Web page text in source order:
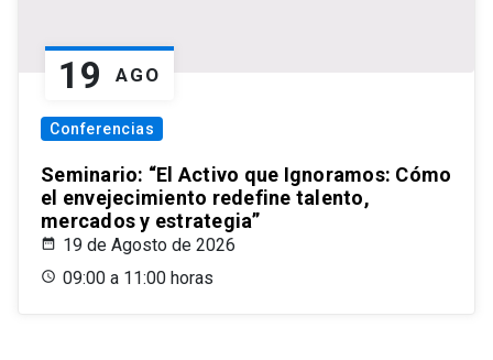
19 AGO
Conferencias
Seminario: “El Activo que Ignoramos: Cómo
el envejecimiento redefine talento,
mercados y estrategia”
19 de Agosto de 2026
09:00 a 11:00 horas